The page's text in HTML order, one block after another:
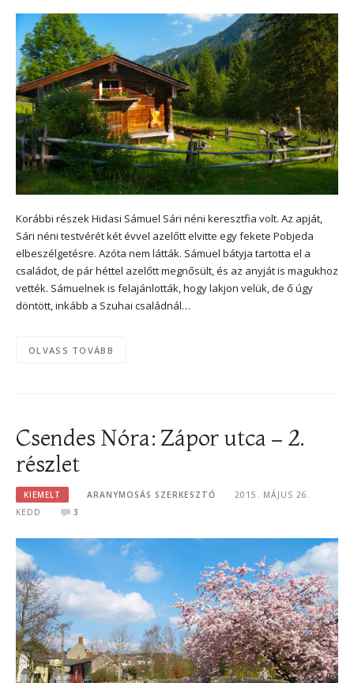
Korábbi részek Hidasi Sámuel Sári néni keresztfia volt. Az apját,
Sári néni testvérét két évvel azelőtt elvitte egy fekete Pobjeda
elbeszélgetésre. Azóta nem látták. Sámuel bátyja tartotta el a
családot, de pár héttel azelőtt megnősült, és az anyját is magukhoz
vették. Sámuelnek is felajánlották, hogy lakjon velük, de ő úgy
döntött, inkább a Szuhai családnál…
OLVASS TOVÁBB
Csendes Nóra: Zápor utca – 2.
részlet
KIEMELT ARANYMOSÁS SZERKESZTŐ
2015. MÁJUS 26.
KEDD
3